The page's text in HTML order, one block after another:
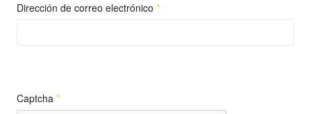
Dirección de correo electrónico *
Captcha *